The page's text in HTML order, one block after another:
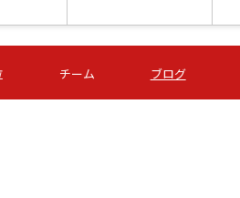
土) 15:00 第16節 09/05 (土) 16:00
ＡＧＦ
-
チーム ブログ